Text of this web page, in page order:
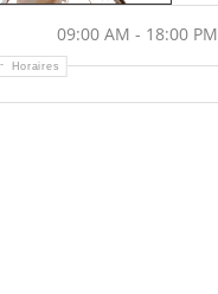
09:00 AM - 18:00 PM
Horaires